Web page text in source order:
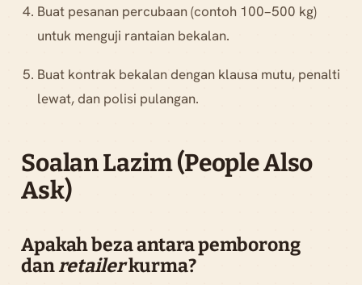
Buat pesanan percubaan (contoh 100–500 kg)
untuk menguji rantaian bekalan.
Buat kontrak bekalan dengan klausa mutu, penalti
lewat, dan polisi pulangan.
Soalan Lazim (People Also
Ask)
Apakah beza antara pemborong
danretailerkurma?